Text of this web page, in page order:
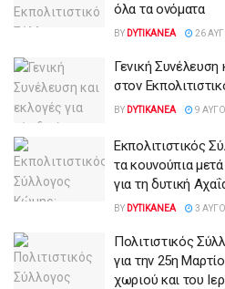
όλα τα ονόματα
BY DYTIKANEA 26
Γενική Συνέλευση
στον
BY DYTIKANEA 9
Εκπολιτιστικός
τα κουνούπια
για τη δυτική
BY DYTIKANEA 3
Πολιτιστικός
για την 25η
χωριού και του